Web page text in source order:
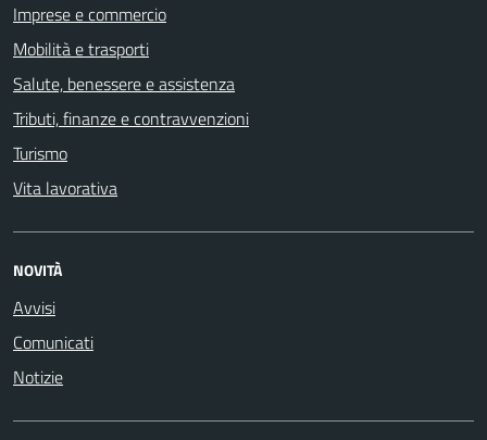
Imprese e commercio
Mobilità e trasporti
Salute, benessere e assistenza
Tributi, finanze e contravvenzioni
Turismo
Vita lavorativa
NOVITÀ
Avvisi
Comunicati
Notizie